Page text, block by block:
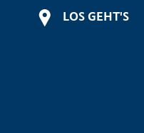
LOS GEHT'S